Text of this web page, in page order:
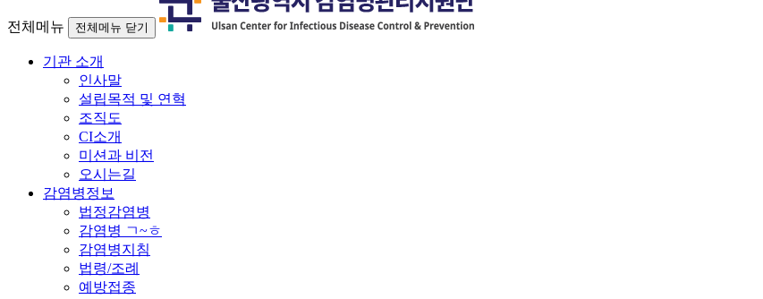
전체메뉴 전체메뉴 닫기
기관 소개
인사말
설립목적 및 연혁
조직도
CI소개
미션과 비전
오시는길
감염병정보
법정감염병
감염병 ㄱ~ㅎ
감염병지침
법령/조례
예방접종